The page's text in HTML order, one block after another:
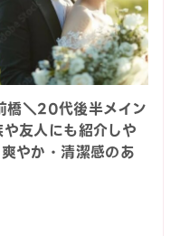
＼20代後半メイン
友人にも紹介しや
やか・清潔感のあ